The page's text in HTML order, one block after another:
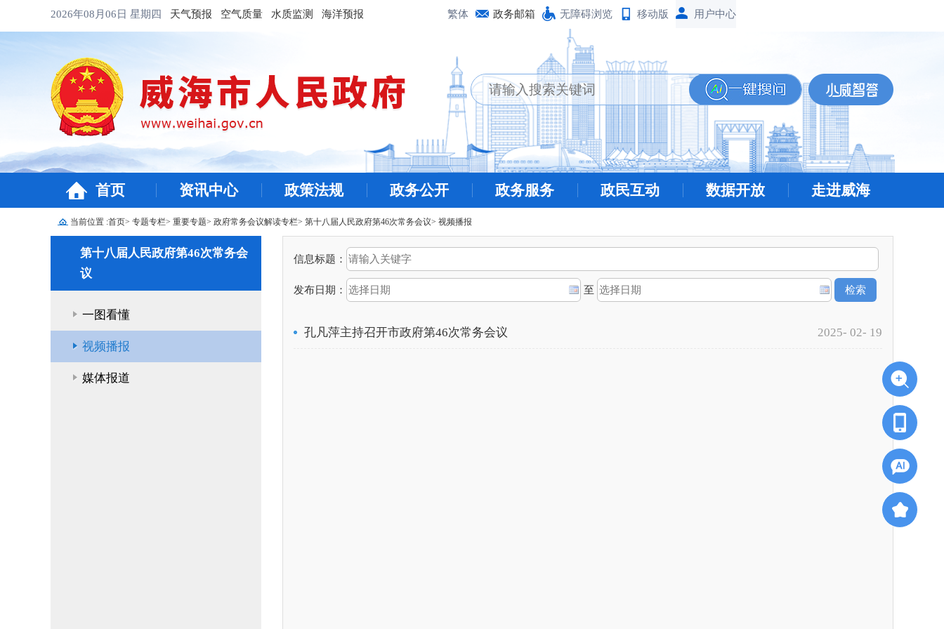
2026年08月06日 星期四 天气预报 空气质量 水质监测 海洋预报 繁体 政务邮箱 无障碍浏览 移动版
首页 资讯中心 政策法规 政务公开 政务服务 政民互动 数据开放 走进威海
当前位置 :首页> 专题专栏> 重要专题> 政府常务会议解读专栏> 第十八届人民政府第46次常务会议> 视频播报
第十八届人民政府第46次常务会
议
一图看懂
视频播报
媒体报道
信息标题：
发布日期： 至
孔凡萍主持召开市政府第46次常务会议 2025- 02- 19